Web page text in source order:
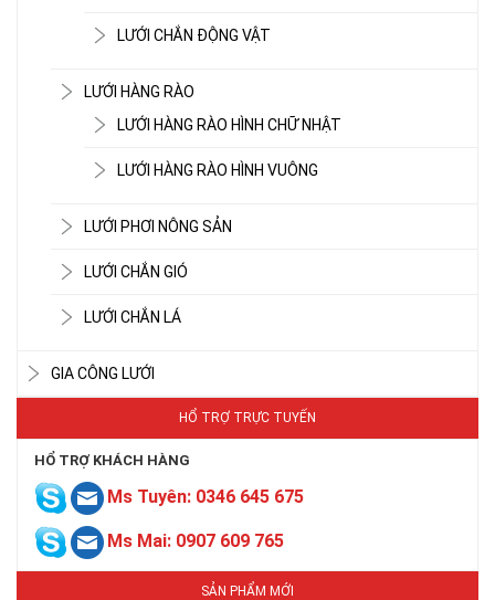
LƯỚI CHẮN ĐỘNG VẬT
LƯỚI HÀNG RÀO
LƯỚI HÀNG RÀO HÌNH CHỮ NHẬT
LƯỚI HÀNG RÀO HÌNH VUÔNG
LƯỚI PHƠI NÔNG SẢN
LƯỚI CHẮN GIÓ
LƯỚI CHẮN LÁ
GIA CÔNG LƯỚI
HỔ TRỢ TRỰC TUYẾN
HỔ TRỢ KHÁCH HÀNG
Ms Tuyên: 0346 645 675
Ms Mai: 0907 609 765
SẢN PHẨM MỚI